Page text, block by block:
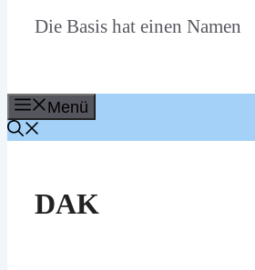
Die Basis hat einen Namen
Menü
DAK